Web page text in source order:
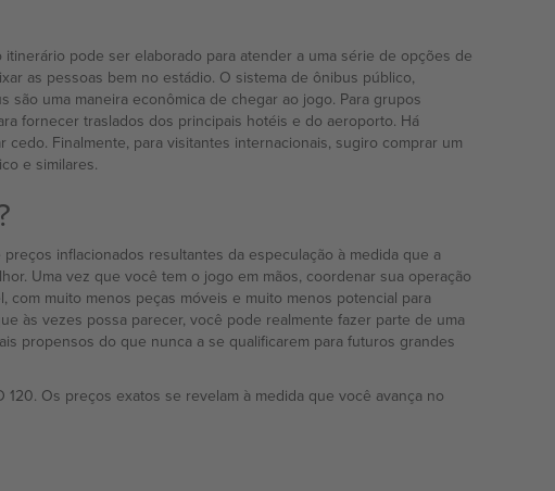
pode ser elaborado para atender a uma série de opções de
as pessoas bem no estádio. O sistema de ônibus público,
uma maneira econômica de chegar ao jogo. Para grupos
fornecer traslados dos principais hotéis e do aeroporto. Há
Finalmente, para visitantes internacionais, sugiro comprar um
e similares.
inflacionados resultantes da especulação à medida que a
Uma vez que você tem o jogo em mãos, coordenar sua operação
muito menos peças móveis e muito menos potencial para
às vezes possa parecer, você pode realmente fazer parte de uma
propensos do que nunca a se qualificarem para futuros grandes
Os preços exatos se revelam à medida que você avança no